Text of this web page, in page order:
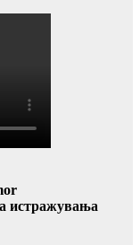
истражувања